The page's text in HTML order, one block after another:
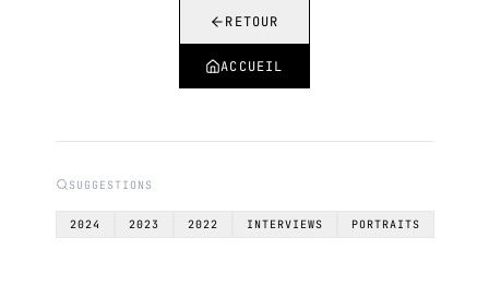
RETOUR
ACCUEIL
SUGGESTIONS
2024 2023 2022 INTERVIEWS PORTRAITS